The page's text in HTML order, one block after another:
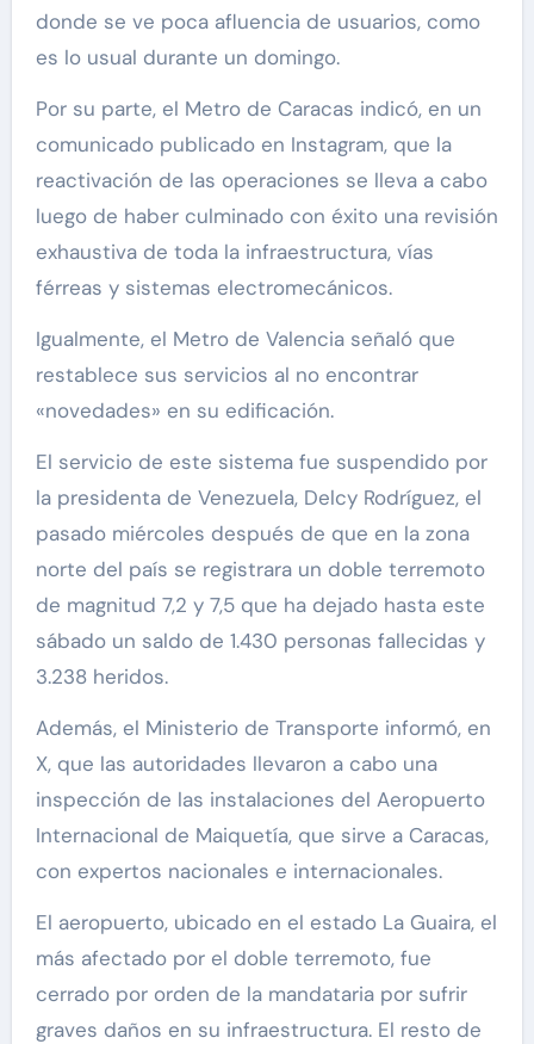
donde se ve poca afluencia de usuarios, como
es lo usual durante un domingo.
Por su parte, el Metro de Caracas indicó, en un
comunicado publicado en Instagram, que la
reactivación de las operaciones se lleva a cabo
luego de haber culminado con éxito una revisión
exhaustiva de toda la infraestructura, vías
férreas y sistemas electromecánicos.
Igualmente, el Metro de Valencia señaló que
restablece sus servicios al no encontrar
«novedades» en su edificación.
El servicio de este sistema fue suspendido por
la presidenta de Venezuela, Delcy Rodríguez, el
pasado miércoles después de que en la zona
norte del país se registrara un doble terremoto
de magnitud 7,2 y 7,5 que ha dejado hasta este
sábado un saldo de 1.430 personas fallecidas y
3.238 heridos.
Además, el Ministerio de Transporte informó, en
X, que las autoridades llevaron a cabo una
inspección de las instalaciones del Aeropuerto
Internacional de Maiquetía, que sirve a Caracas,
con expertos nacionales e internacionales.
El aeropuerto, ubicado en el estado La Guaira, el
más afectado por el doble terremoto, fue
cerrado por orden de la mandataria por sufrir
graves daños en su infraestructura. El resto de